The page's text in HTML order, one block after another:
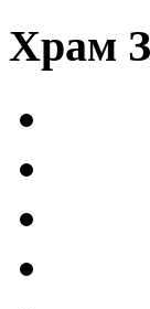
Храм